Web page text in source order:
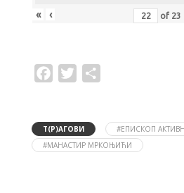
« ‹ of 23
a
o
o
k
T
w
e
r
Т(Р)АГОВИ
#ЕПИСКОП
#МАНАСТИР МРКОЊИЋИ